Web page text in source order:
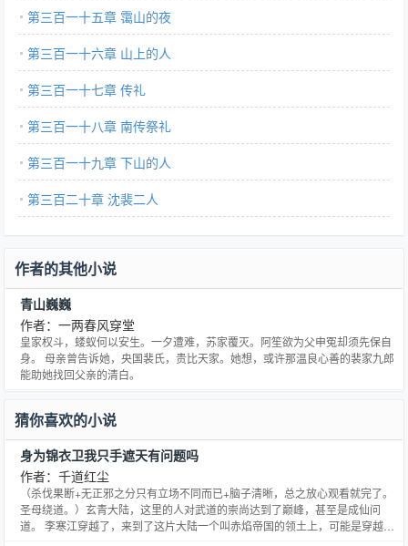
第三百一十五章 霭山的夜
第三百一十六章 山上的人
第三百一十七章 传礼
第三百一十八章 南传祭礼
第三百一十九章 下山的人
第三百二十章 沈裴二人
作者的其他小说
青山巍巍
作者：一两春风穿堂
皇家权斗，蝼蚁何以安生。一夕遭难，苏家覆灭。阿笙欲为父申冤却须先保自
身。 母亲曾告诉她，央国裴氏，贵比天家。她想，或许那温良心善的裴家九郎
能助她找回父亲的清白。
猜你喜欢的小说
身为锦衣卫我只手遮天有问题吗
作者：千道红尘
（杀伐果断+无正邪之分只有立场不同而已+脑子清晰，总之放心观看就完了。
圣母绕道。）玄青大陆，这里的人对武道的崇尚达到了巅峰，甚至是成仙问
道。 李寒江穿越了，来到了这片大陆一个叫赤焰帝国的领土上，可能是穿越的